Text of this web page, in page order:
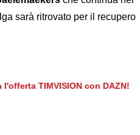
sarà ritrovato per il recupero
TIMVISION con DAZN!